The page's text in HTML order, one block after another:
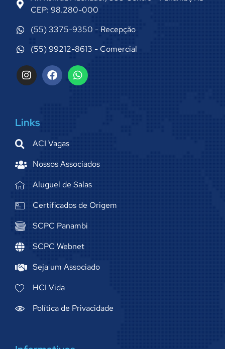
CEP: 98.280-000
(55) 3375-9350 - Recepção
(55) 99212-8613 - Comercial
Links
ACI Vagas
Nossos Associados
Aluguel de Salas
Certificados de Origem
SCPC Panambi
SCPC Webnet
Seja um Associado
HCI Vida
Política de Privacidade